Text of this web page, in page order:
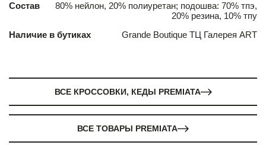
Состав
80% нейлон, 20% полиуретан; подошва: 70% тпэ,
20% резина, 10% тпу
Наличие в бутиках
Grande Boutique ТЦ Галерея ART
ВСЕ КРОССОВКИ, КЕДЫ PREMIATA
ВСЕ ТОВАРЫ PREMIATA